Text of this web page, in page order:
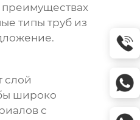
преимуществах
типы труб из
слой
широко
с